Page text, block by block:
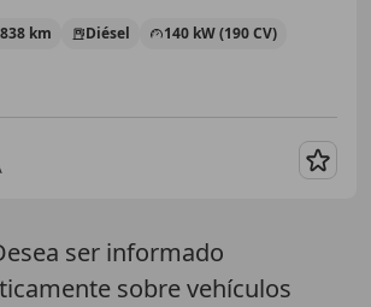
km Diésel 140 kW (190 CV)
ser informado
sobre vehículos